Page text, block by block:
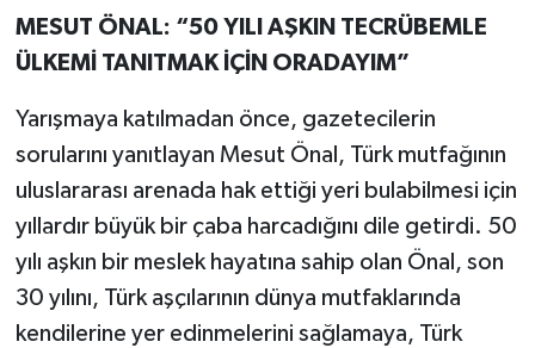
MESUT ÖNAL: “50 YILI AŞKIN TECRÜBEMLE
ÜLKEMİ TANITMAK İÇİN ORADAYIM”
Yarışmaya katılmadan önce, gazetecilerin
sorularını yanıtlayan Mesut Önal, Türk mutfağının
uluslararası arenada hak ettiği yeri bulabilmesi için
yıllardır büyük bir çaba harcadığını dile getirdi. 50
yılı aşkın bir meslek hayatına sahip olan Önal, son
30 yılını, Türk aşçılarının dünya mutfaklarında
kendilerine yer edinmelerini sağlamaya, Türk